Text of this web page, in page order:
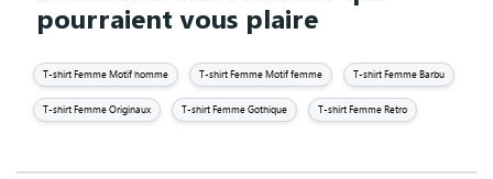
pourraient vous plaire
T-shirt Femme Motif homme T-shirt Femme Motif femme T-shirt Femme Barbu
T-shirt Femme Originaux T-shirt Femme Gothique T-shirt Femme Retro